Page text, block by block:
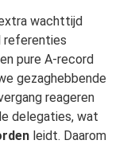
wachttijd
referenties
pure A-record
gezaghebbende
reageren
delegaties, wat
leidt. Daarom